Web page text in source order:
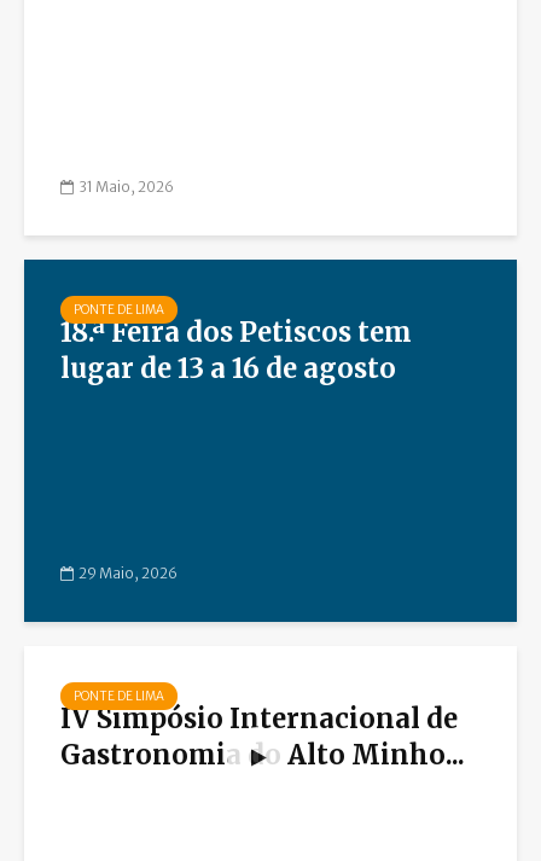
31 Maio, 2026
PONTE DE LIMA
18.ª Feira dos Petiscos tem
lugar de 13 a 16 de agosto
29 Maio, 2026
PONTE DE LIMA
IV Simpósio Internacional de
Gastronomia do Alto Minho...